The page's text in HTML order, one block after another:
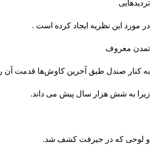
تردیدهایی
در مورد این نظریه ایجاد کرده است .
تمدن معروف
به کنار صندل طبق آخرین کاوش‌ها قدمت آن را
زیرا به شش هزار سال پیش می داند.
و لوحی که در جیرفت کشف شد.